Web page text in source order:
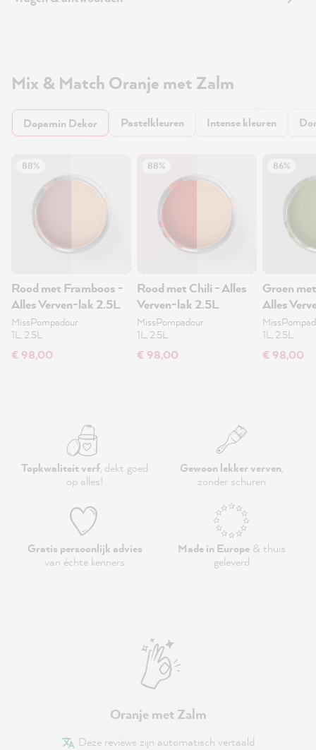
Mix & Match Oranje met Zalm
Dopamin Dekor Pastelkleuren Intense kleuren
88%
Rood met Framboos -
Alles Verven-lak 2.5L
MissPompadour
1L, 2.5L
€ 98,00
88%
Rood met Chili - Alles
Verven-lak 2.5L
MissPompadour
1L, 2.5L
€ 98,00
86%
Groen
Alles
1L, 2.5L
€ 98,00
Topkwaliteit verf, dekt goed
op alles!
Gewoon lekker verven,
zonder schuren
Gratis persoonlijk advies
van échte kenners
Made in Europe& thuis
geleverd
Oranje met Zalm
Deze reviews zijn automatisch vertaald